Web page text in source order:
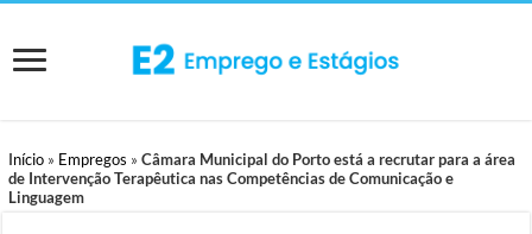
Início » Empregos »Câmara Municipal do Porto está a recrutar para a área
de Intervenção Terapêutica nas Competências de Comunicação e
Linguagem